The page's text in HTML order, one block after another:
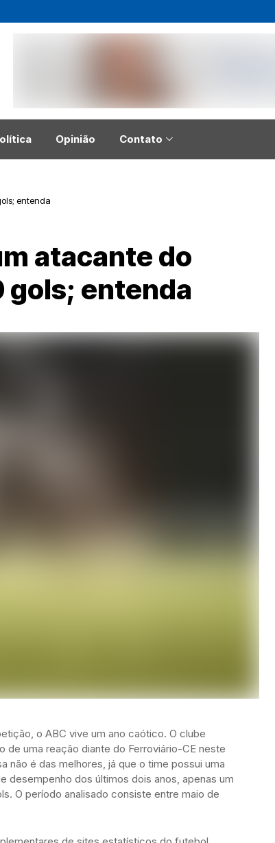
Opinião Contato
entenda
atacante do
gols; entenda
o ABC vive um ano caótico. O clube
uma reação diante do Ferroviário-CE neste
não é das melhores, já que o time possui uma
dos últimos dois anos, apenas um
O período analisado consiste entre maio de